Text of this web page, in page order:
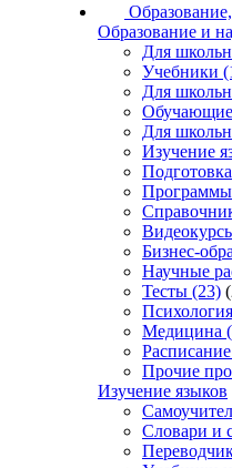
Образование и
Для
Учебники
Для
Для
Изучение
Бизнес-
Научные
Тесты (23)
Медицина
Прочие
Изучение языков
Словари и